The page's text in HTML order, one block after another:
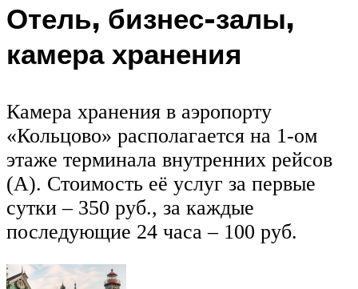
Отель, бизнес-залы,
камера хранения
Камера хранения в аэропорту
«Кольцово» располагается на 1-ом
этаже терминала внутренних рейсов
(А). Стоимость её услуг за первые
сутки – 350 руб., за каждые
последующие 24 часа – 100 руб.